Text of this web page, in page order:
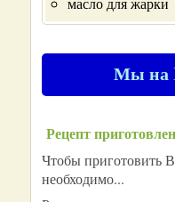
Мы на
Рецепт
Чтобы приготовить
необходимо...